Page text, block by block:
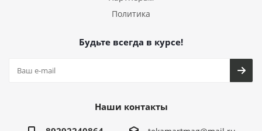
Политика
Будьте всегда в курсе!
Наши контакты